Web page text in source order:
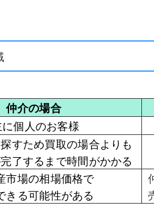
仲介の場合
に個人のお客様
すため買取の場合よりも
了するまで時間がかかる
市場の相場価格で
きる可能性がある